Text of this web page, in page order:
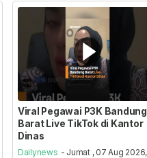
Viral Pegawai P3K Bandung
Barat Live TikTok di Kantor
Dinas
Dailynews - Jumat , 07 Aug 2026,